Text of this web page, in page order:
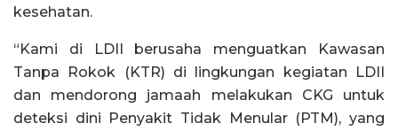
kesehatan.
“Kami di LDII berusaha menguatkan Kawasan
Tanpa Rokok (KTR) di lingkungan kegiatan LDII
dan mendorong jamaah melakukan CKG untuk
deteksi dini Penyakit Tidak Menular (PTM), yang